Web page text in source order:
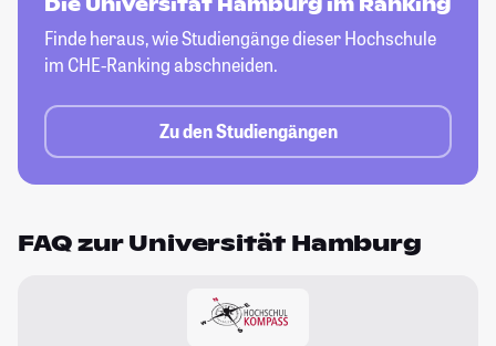
Die Universität Hamburg im Ranking
Finde heraus, wie Studiengänge dieserHochschule
im CHE-Ranking abschneiden.
Zu den Studiengängen
FAQ zur Universität Hamburg